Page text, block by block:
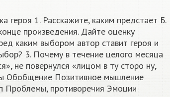
героя 1. Расскажите, каким предстает Б.
произведения. Дайте оценку
каким выбором автор ставит героя и
3. Почему в течение целого месяца
не повернулся «лицом в ту сторо ну,
Обобщение Позитивное мышление
Проблемы, противоречия Эмоции​